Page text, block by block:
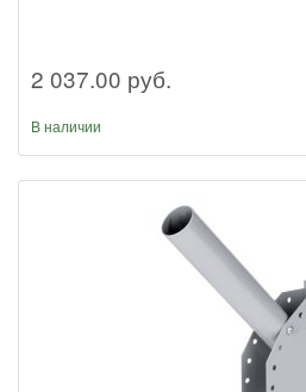
2 037.00 руб.
В наличии